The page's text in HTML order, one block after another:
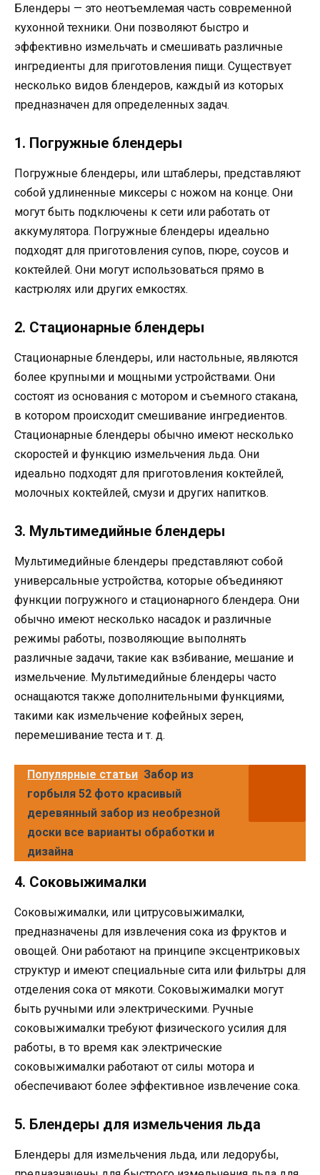
Блендеры — это неотъемлемая часть современной
кухонной техники. Они позволяют быстро и
эффективно измельчать и смешивать различные
ингредиенты для приготовления пищи. Существует
несколько видов блендеров, каждый из которых
предназначен для определенных задач.
1. Погружные блендеры
Погружные блендеры, или штаблеры, представляют
собой удлиненные миксеры с ножом на конце. Они
могут быть подключены к сети или работать от
аккумулятора. Погружные блендеры идеально
подходят для приготовления супов, пюре, соусов и
коктейлей. Они могут использоваться прямо в
кастрюлях или других емкостях.
2. Стационарные блендеры
Стационарные блендеры, или настольные, являются
более крупными и мощными устройствами. Они
состоят из основания с мотором и съемного стакана,
в котором происходит смешивание ингредиентов.
Стационарные блендеры обычно имеют несколько
скоростей и функцию измельчения льда. Они
идеально подходят для приготовления коктейлей,
молочных коктейлей, смузи и других напитков.
3. Мультимедийные блендеры
Мультимедийные блендеры представляют собой
универсальные устройства, которые объединяют
функции погружного и стационарного блендера. Они
обычно имеют несколько насадок и различные
режимы работы, позволяющие выполнять
различные задачи, такие как взбивание, мешание и
измельчение. Мультимедийные блендеры часто
оснащаются также дополнительными функциями,
такими как измельчение кофейных зерен,
перемешивание теста и т. д.
Популярные статьи Забор из
горбыля 52 фото красивый
деревянный забор из необрезной
доски все варианты обработки и
дизайна
4. Соковыжималки
Соковыжималки, или цитрусовыжималки,
предназначены для извлечения сока из фруктов и
овощей. Они работают на принципе эксцентриковых
структур и имеют специальные сита или фильтры для
отделения сока от мякоти. Соковыжималки могут
быть ручными или электрическими. Ручные
соковыжималки требуют физического усилия для
работы, в то время как электрические
соковыжималки работают от силы мотора и
обеспечивают более эффективное извлечение сока.
5. Блендеры для измельчения льда
Блендеры для измельчения льда, или ледорубы,